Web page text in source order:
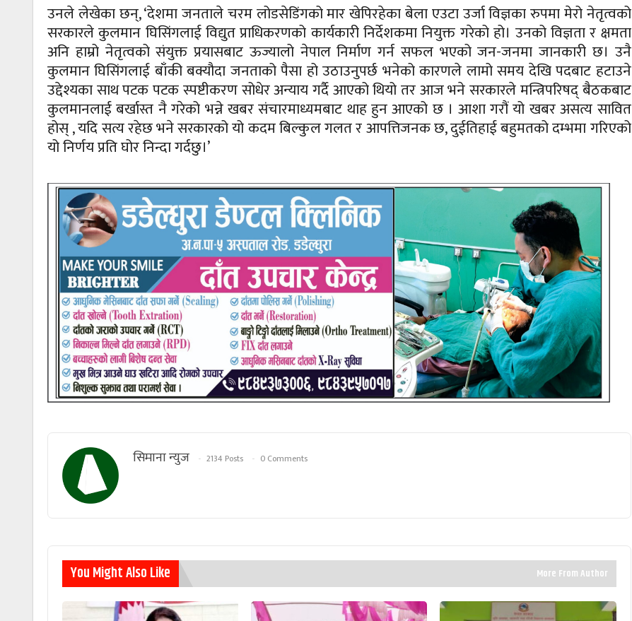
उनले लेखेका छन्, ‘देशमा जनताले चरम लोडसेडिंगको मार खेपिरहेका बेला एउटा उर्जा विज्ञका रुपमा मेरो नेतृत्वको
सरकारले कुलमान घिसिंगलाई विद्युत प्राधिकरणको कार्यकारी निर्देशकमा नियुक्त गरेको हो। उनको विज्ञता र क्षमता
अनि हाम्रो नेतृत्वको संयुक्त प्रयासबाट ऊज्यालो नेपाल निर्माण गर्न सफल भएको जन-जनमा जानकारी छ। उनै
कुलमान घिसिंगलाई बाँकी बक्यौदा जनताको पैसा हो उठाउनुपर्छ भनेको कारणले लामो समय देखि पदबाट हटाउने
उद्देश्यका साथ पटक पटक स्पष्टीकरण सोधेर अन्याय गर्दै आएको थियो तर आज भने सरकारले मन्त्रिपरिषद् बैठकबाट
कुलमानलाई बर्खास्त नै गरेको भन्ने खबर संचारमाध्यमबाट थाह हुन आएको छ । आशा गरौं यो खबर असत्य सावित
होस् , यदि सत्य रहेछ भने सरकारको यो कदम बिल्कुल गलत र आपत्तिजनक छ, दुईतिहाई बहुमतको दम्भमा गरिएको
यो निर्णय प्रति घोर निन्दा गर्दछु।’
सिमाना न्युज 2134 Posts 0 Comments
You Might Also Like More From Author